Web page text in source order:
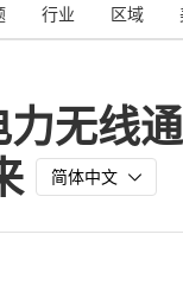
行业 区域
力无线
简体中文